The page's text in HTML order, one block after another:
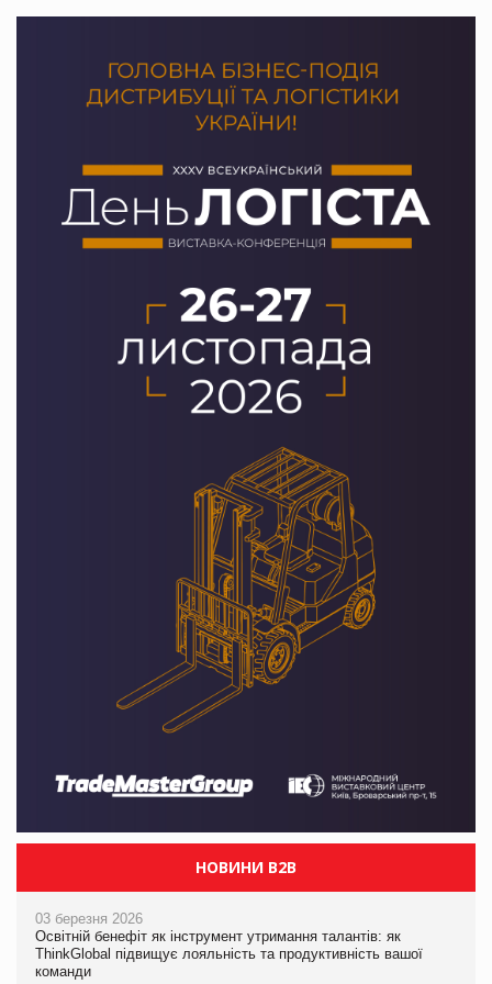
НОВИНИ B2B
03 березня 2026
Освітній бенефіт як інструмент утримання талантів: як
ThinkGlobal підвищує лояльність та продуктивність вашої
команди